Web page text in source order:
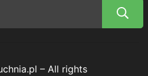
– All rights